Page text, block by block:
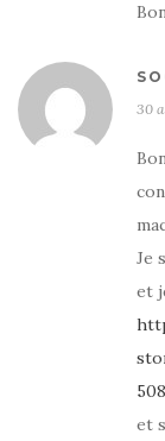
30
Je
et
508
et